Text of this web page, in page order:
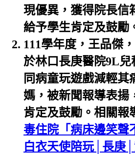
現優異，獲得院長信
給予學生肯定及鼓勵
111學年度，王品傑
於林口長庚醫院9L
同病童玩遊戲減輕其
媽，被新聞報導表揚
肯定及鼓勵。相關報
毒住院「病床邊笑聲
白衣天使陪玩│長庚